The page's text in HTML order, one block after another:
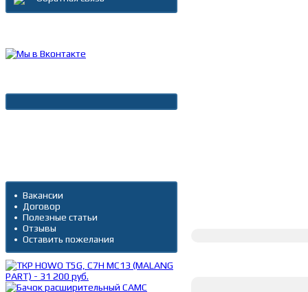
Вакансии
Договор
Полезные статьи
Отзывы
Оставить пожелания